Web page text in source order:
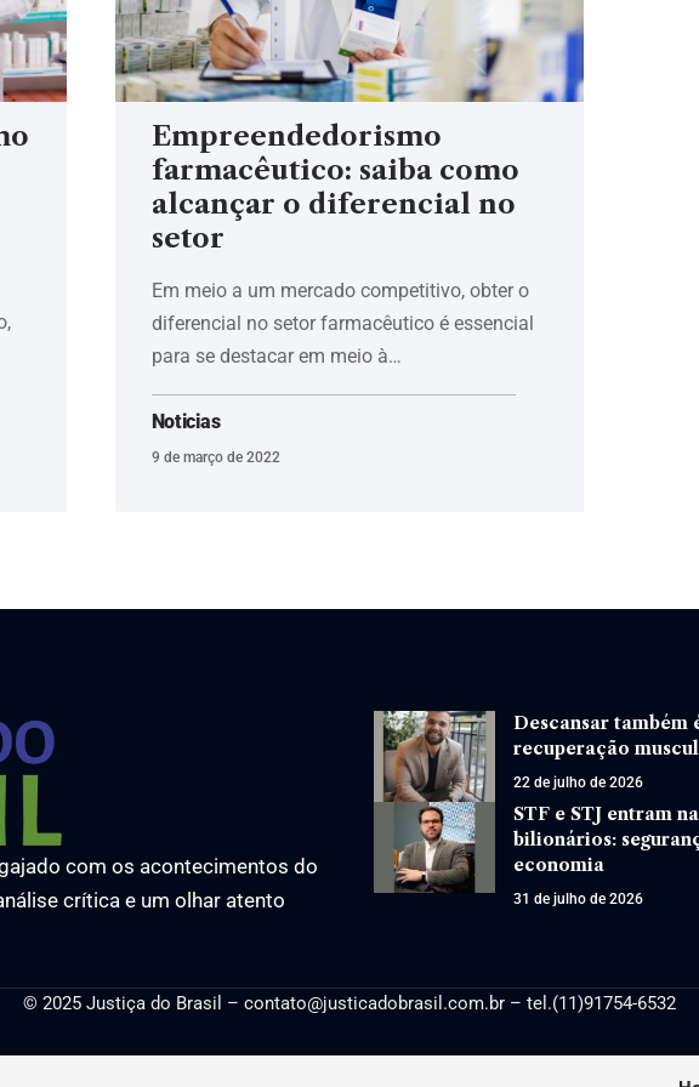
Empreendedorismo
farmacêutico: saiba como
alcançar o diferencial no
setor
Em meio a um mercado competitivo, obter o
diferencial no setor farmacêutico é essencial
para se destacar em meio à…
Noticias
9 de março de 2022
com os acontecimentos do
crítica e um olhar atento
Descansar também
recuperação
22 de julho de 2026
STF e STJ entram
bilionários:
economia
31 de julho de 2026
© 2025 Justiça do Brasil – contato@justicadobrasil.com.br – tel.(11)91754-6532